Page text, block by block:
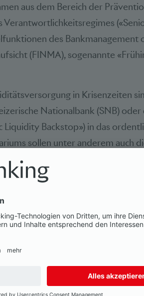
aus dem Bereich der
Verantwortlichkeitsregimes
des
(FINMA), sogenannte
in Krisenzeiten
Nationalbank (SNB)
Liquidity Backstop») in das
sollen unter anderem auch
Behörden und die
dienen.
gefordert
einer ausführlichen
zielführende Verbesserungen
unserer
Bilanz.